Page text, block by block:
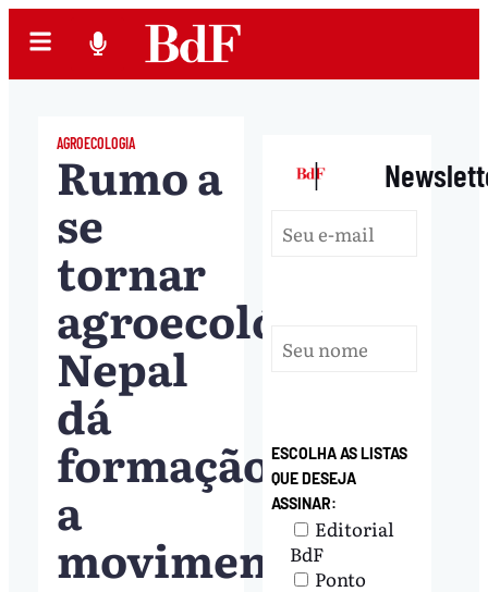
AGROECOLOGIA
Rumo a
se
tornar
agroecológico,
Nepal
dá
formação
a
movimentos
|
ESCOLHA AS LISTAS
QUE DESEJA
ASSINAR:
Editorial
BdF
Ponto